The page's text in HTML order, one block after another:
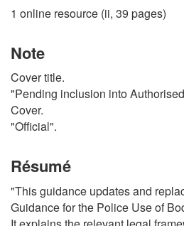
1 online resource (ii, 39 pages)
Note
Cover title.
"Pending inclusion into
Cover.
"Official".
Résumé
"This guidance updates and
Guidance for the Police Use of